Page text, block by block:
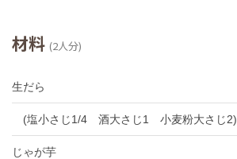
材料 (2人分)
生だら
(塩小さじ1/4 酒大さじ1 小麦粉大さじ2)
じゃが芋